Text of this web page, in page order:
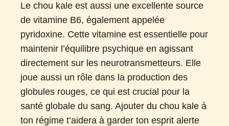
Le chou kale est aussi une excellente source
de vitamine B6, également appelée
pyridoxine. Cette vitamine est essentielle pour
maintenir l’équilibre psychique en agissant
directement sur les neurotransmetteurs. Elle
joue aussi un rôle dans la production des
globules rouges, ce qui est crucial pour la
santé globale du sang. Ajouter du chou kale à
ton régime t’aidera à garder ton esprit alerte